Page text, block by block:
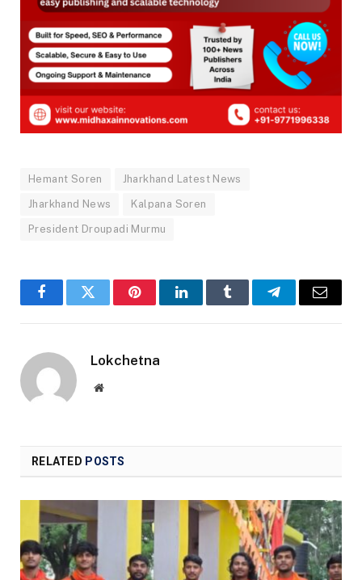
Hemant Soren Jharkhand Latest News
Jharkhand News Kalpana Soren
President Droupadi Murmu
FacebookTwitter PinterestLinkedInTumblr TelegramEmail
Lokchetna
Website
RELATED POSTS